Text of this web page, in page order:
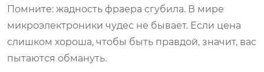
Помните: жадность фраера сгубила. В мире
микроэлектроники чудес не бывает. Если цена
слишком хороша, чтобы быть правдой, значит, вас
пытаются обмануть.